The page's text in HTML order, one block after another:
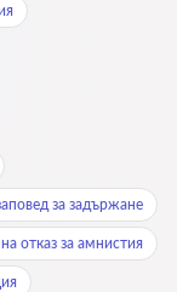
за задържане
отказ за амнистия